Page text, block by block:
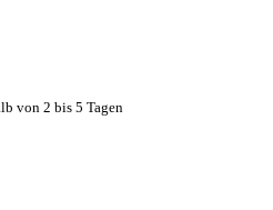
von 2 bis 5 Tagen